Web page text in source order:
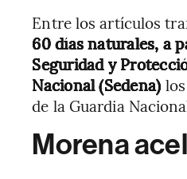
Entre los artículos
60 días naturales, a
Seguridad y
Nacional (Sedena)
de la Guardia
Morena